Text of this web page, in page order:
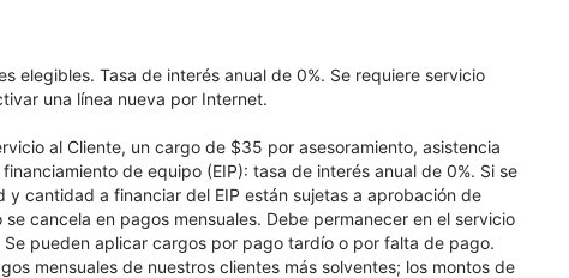
elegibles. Tasa de interés anual de 0%. Se requiere servicio
una línea nueva por Internet.
al Cliente, un cargo de $35 por asesoramiento, asistencia
de equipo (EIP): tasa de interés anual de 0%. Si se
cantidad a financiar del EIP están sujetas a aprobación de
cancela en pagos mensuales. Debe permanecer en el servicio
pueden aplicar cargos por pago tardío o por falta de pago.
mensuales de nuestros clientes más solventes; los montos de